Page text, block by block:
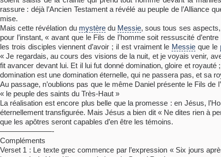
rassure : déjà l’Ancien Testament a révélé au peuple de l’Alliance
mise.
Mais cette révélation du mystèredu Messie, sous tous ses
pour l’instant, « avant que le Fils de l’homme soit ressuscité
les trois disciples viennent d’avoir ; il est vraiment le Messie que le
« Je regardais, au cours des visions de la nuit, et je voyais venir,
fit avancer devant lui. Et il lui fut donné domination, gloire et
domination est une domination éternelle, qui ne passera pas, et sa
Au passage, n’oublions pas que le même Daniel présente le Fils
« le peuple des saints du Très-Haut »
La réalisation est encore plus belle que la promesse : en Jésus,
éternellement transfigurée. Mais Jésus a bien dit « Ne dites rien à
que les apôtres seront capables d’en être les témoins.
———————-
Compléments
Verset 1 : Le texte grec commence par l’expression « Six jours